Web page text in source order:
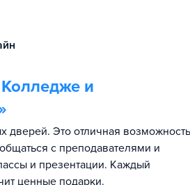
и
дверей. Это отличная возможность
с преподавателями и
и презентации. Каждый
ценные подарки.